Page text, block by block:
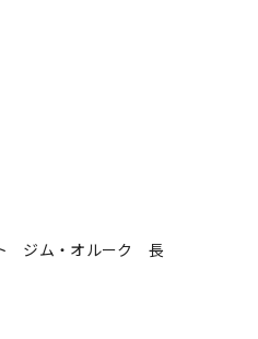
ジム・オルーク 長